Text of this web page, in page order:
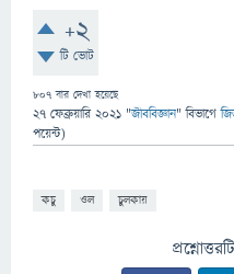
+2
টি ভোট
807 বার দেখা হয়েছে
27 ফেব্রুয়ারি 2021 "জীববিজ্ঞান" বিভাগে
পয়েন্ট)
কচু ওল চুলকায়